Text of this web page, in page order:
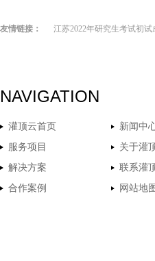
友情链接： 江苏2022年研究生考试初试
NAVIGATION
灌顶云首页
新闻中
服务项目
关于灌
解决方案
联系灌
合作案例
网站地